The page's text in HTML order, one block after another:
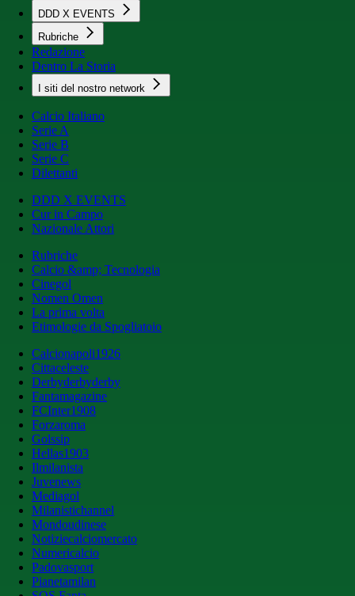
DDD X EVENTS
Rubriche
Redazione
Dentro La Storia
I siti del nostro network
Calcio Italiano
Serie A
Serie B
Serie C
Dilettanti
DDD X EVENTS
Cur in Campo
Nazionale Attori
Rubriche
Calcio &amp; Tecnologia
Cinegol
Nomen Omen
La prima volta
Etimologie da Spogliatoio
Calcionapoli1926
Cittaceleste
Derbyderbyderby
Fantamagazine
FCInter1908
Forzaroma
Golssip
Hellas1903
Ilmilanista
Juvenews
Mediagol
Milanistichannel
Mondoudinese
Notiziecalciomercato
Numericalcio
Padovasport
Pianetamilan